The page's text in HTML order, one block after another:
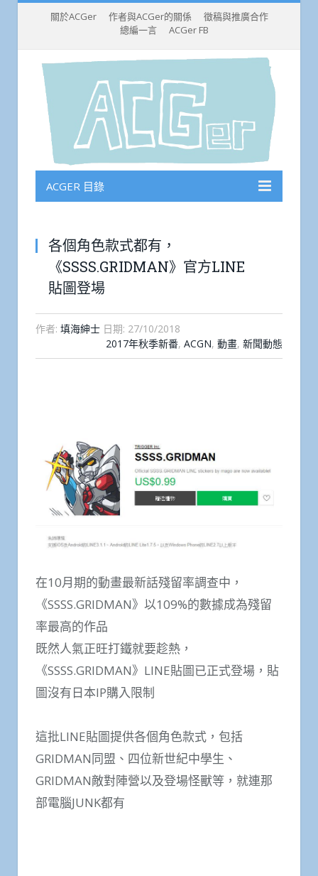
關於ACGer 作者與ACGer的關係
徵稿與推廣合作
總編一言
ACGer FB
ACGER 目錄
各個角色款式都有，
《SSSS.GRIDMAN》官方LINE
貼圖登場
作者: 填海紳士 日期: 27/10/2018
2017年秋季新番, ACGN, 動畫, 新聞動態
在10月期的動畫最新話殘留率調查中，
《SSSS.GRIDMAN》以109%的數據成為殘留
率最高的作品
既然人氣正旺打鐵就要趁熱，
《SSSS.GRIDMAN》LINE貼圖已正式登場，貼
這批LINE貼圖提供各個角色款式，包括
GRIDMAN同盟、四位新世紀中學生、
GRIDMAN敵對陣營以及登場怪獸等，就連那